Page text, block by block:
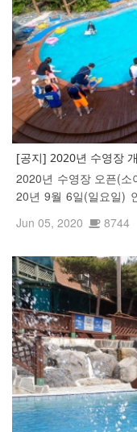
[공지] 2020년 수영장
2020년 수영장 오픈(
20년 9월 6일(일요일)
로글리 고객님들의 즐
Jun 05, 2020 8744